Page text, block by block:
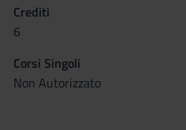
Crediti
6
Corsi Singoli
Non Autorizzato